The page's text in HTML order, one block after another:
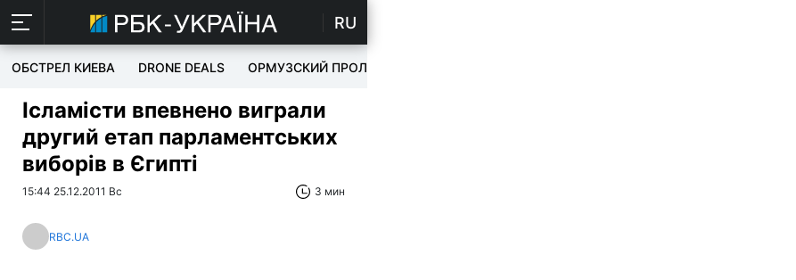
RU
ОБСТРЕЛ КИЕВА DRONE DEALS ОРМУЗСКИЙ ПРОЛИВ
Ісламісти впевнено виграли
другий етап парламентських
виборів в Єгипті
15:44 25.12.2011 Вс 3 мин
RBC.UA